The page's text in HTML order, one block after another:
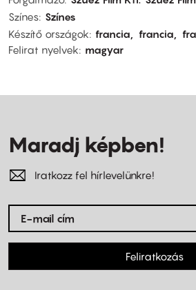
Színes Színes
Készítő országok francia francia
Felirat nyelvek
magyar
Maradj képben!
Iratkozz fel hírlevelünkre!
Feliratkozás